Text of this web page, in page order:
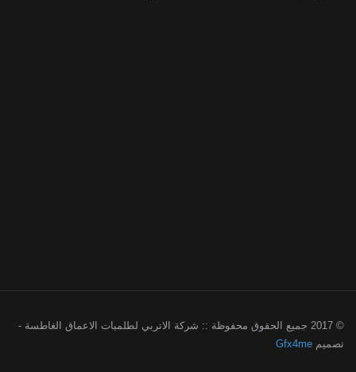
© 2017 جميع الحقوق محفوظة :: شركة الاتربي لطلمبات الاعماق الغاطسة -
تصميم Gfx4me